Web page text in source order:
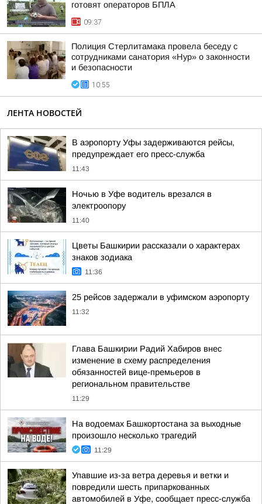
готовят операторов БПЛА
09:37
Полиция Стерлитамака провела беседу с
сотрудниками санатория «Нур» о законности
и безопасности
10:55
ЛЕНТА НОВОСТЕЙ
В аэропорту Уфы задерживаются рейсы,
предупреждает его пресс-служба
11:43
Ночью в Уфе водитель врезался в
электроопору
11:40
Цветы Башкирии рассказали о характерах
знаков зодиака
11:36
25 рейсов задержали в уфимском аэропорту
11:32
Глава Башкирии Радий Хабиров внес
изменение в схему распределения
обязанностей вице-премьеров в
региональном правительстве
11:29
На водоемах Башкортостана за выходные
произошло несколько трагедий
11:29
Упавшие из-за ветра деревья и ветки и
повредили шесть припаркованных
автомобилей в Уфе, сообщает пресс-служба